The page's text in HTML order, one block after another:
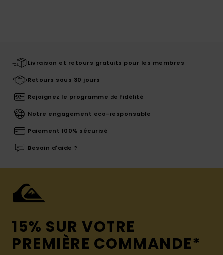
Livraison et retours gratuits pour les membres
Retours sous 30 jours
Rejoignez le programme de fidélité
Notre engagement eco-responsable
Paiement 100% sécurisé
Besoin d'aide ?
15% SUR VOTRE
PREMIÈRE COMMANDE*